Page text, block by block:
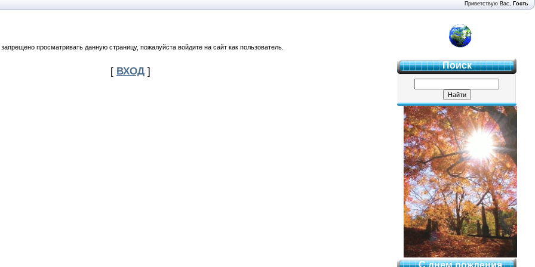
Приветствую Вас, Гость
просматривать данную страницу, пожалуйста войдите на сайт как пользователь.
[ ВХОД ]
4 "Б"
Поиск
С днем рождения